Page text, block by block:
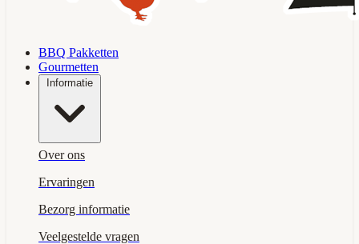
BBQ Pakketten
Gourmetten
Informatie
Over ons
Ervaringen
Bezorg informatie
Veelgestelde vragen